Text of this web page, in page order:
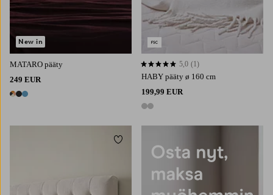
MATARO pääty
249 EUR
3 värejä
New in
HABY pääty ø 160 cm
199,99 EUR
2 värejä
5,0 perustuen 1 arvosanaan
5,0 (1)
Lisää suosikkeihin